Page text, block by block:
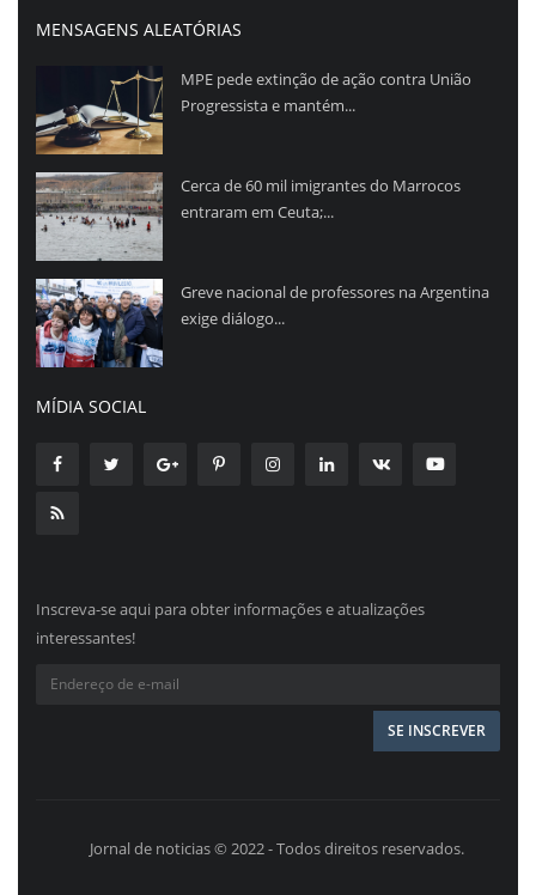
MENSAGENS ALEATÓRIAS
MPE pede extinção de ação contra União
Progressista e mantém...
Cerca de 60 mil imigrantes do Marrocos
entraram em Ceuta;...
Greve nacional de professores na Argentina
exige diálogo...
MÍDIA SOCIAL
Inscreva-se aqui para obter informações e atualizações
interessantes!
Jornal de noticias © 2022 - Todos direitos reservados.